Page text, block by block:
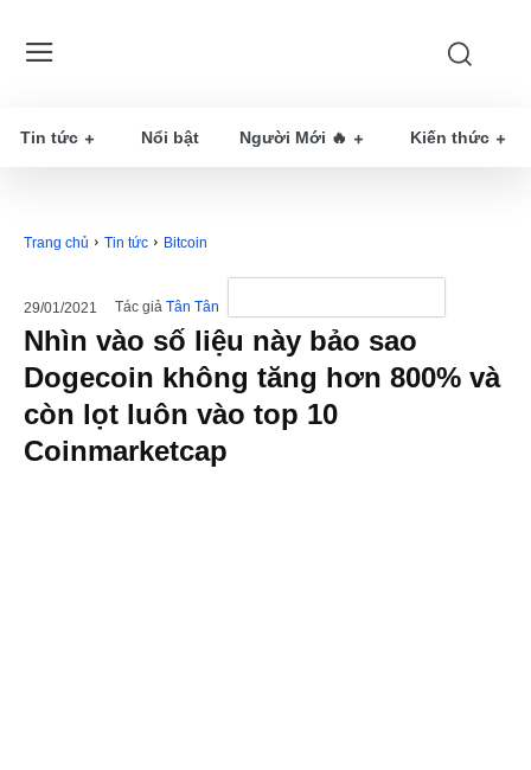
Tin tức Nổi bật Người Mới 🔥 Kiến thức
Trang chủ Tin tức Bitcoin
29/01/2021 Tác giả Tân Tân
Nhìn vào số liệu này bảo sao
Dogecoin không tăng hơn 800% và
còn lọt luôn vào top 10
Coinmarketcap